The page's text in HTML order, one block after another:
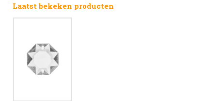
Laatst bekeken producten